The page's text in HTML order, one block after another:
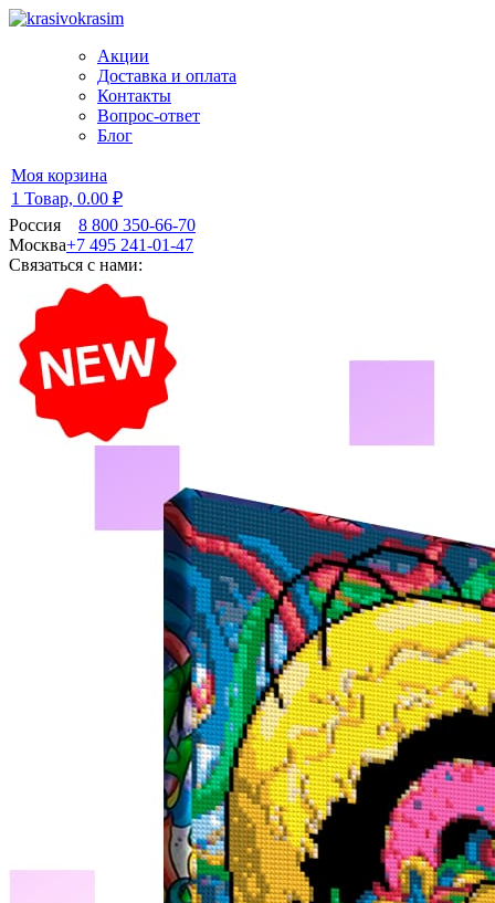
Акции
Доставка и оплата
Контакты
Вопрос-ответ
Блог
Моя корзина
1 Товар, 0.00 ₽
Россия
8 800 350-66-70
Москва+7 495 241-01-47
Связаться с нами: